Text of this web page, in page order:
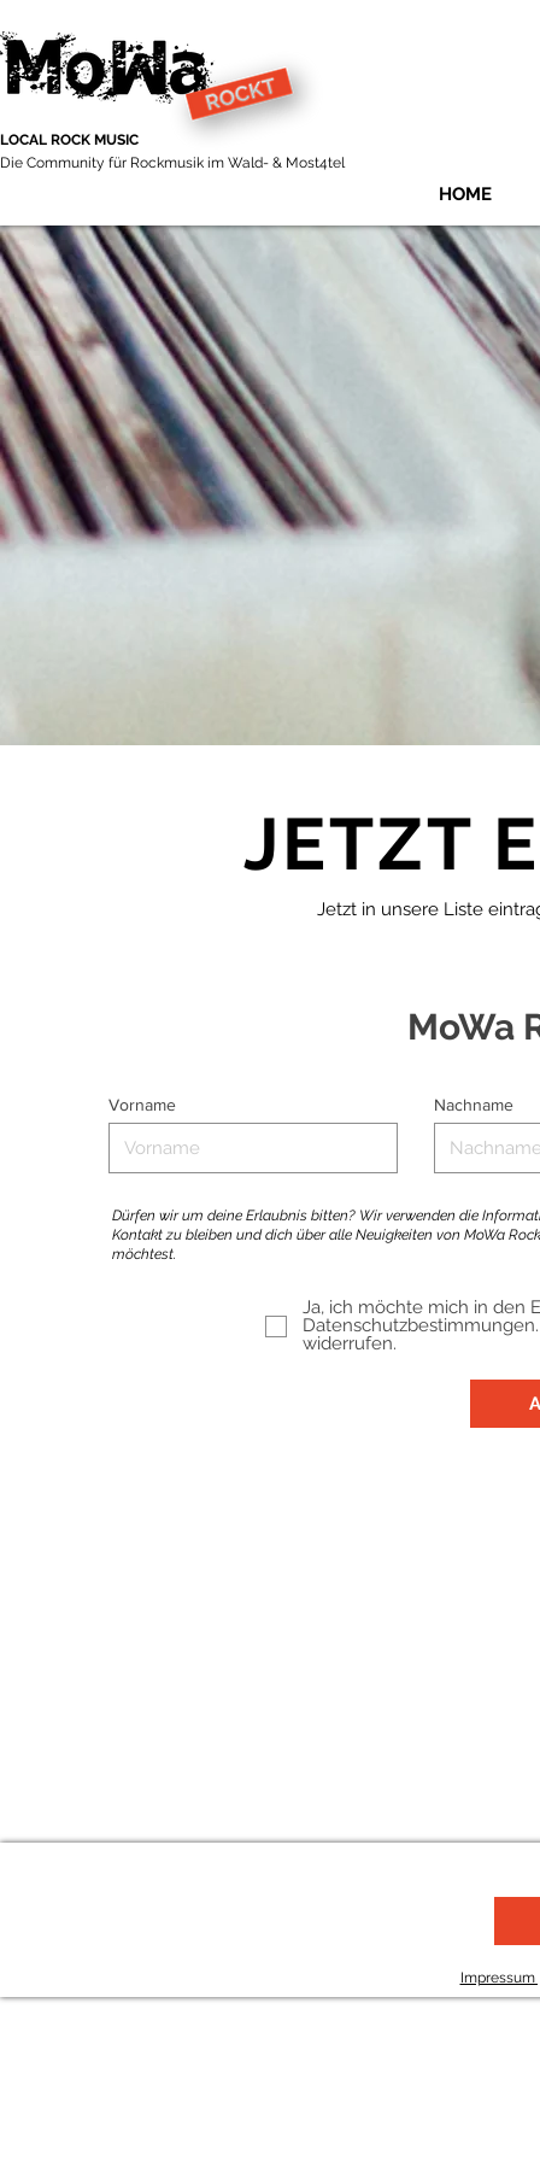
LOCAL ROCK MUSIC
HOME
Die Community für Rockmusik im Wald- & Most4tel
JETZT
Jetzt in unsere Liste
MoWa
Vorname Nachname
Dürfen wir um deine Erlaubnis bitten? Wir verwenden die
Kontakt zu bleiben und dich über alle Neuigkeiten von MoWa
möchtest.
Ja, ich möchte mich in den
widerrufen.